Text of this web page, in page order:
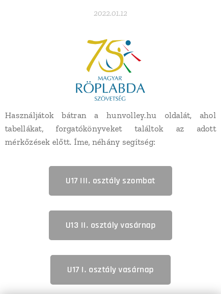
2022.01.12
Használjátok bátran a hunvolley.hu oldalát, ahol
tabellákat, forgatókönyveket találtok az adott
mérkőzések előtt. Íme, néhány segítség:
U17 III. osztály szombat
U13 II. osztály vasárnap
U17 I. osztály vasárnap